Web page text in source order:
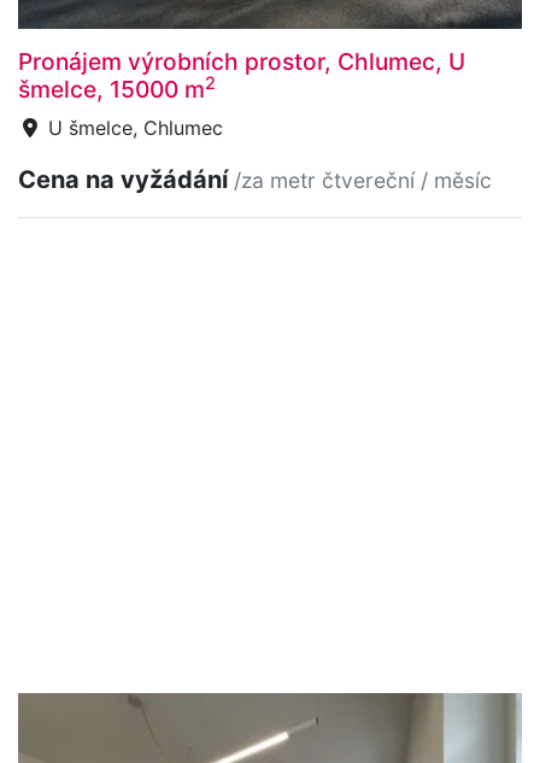
Pronájem výrobních prostor, Chlumec, U
šmelce, 15000 m2
U šmelce, Chlumec
Cena na vyžádání /za metr čtvereční / měsíc